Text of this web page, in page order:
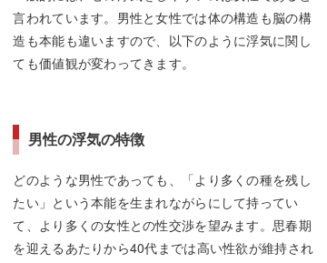
言われています。男性と女性では体の構造も脳の構
造も本能も違いますので、以下のように浮気に関し
ても価値観が変わってきます。
男性の浮気の特徴
どのような男性であっても、「より多くの種を残し
たい」という本能を生まれながらにして持ってい
て、より多くの女性との性交渉を望みます。思春期
を迎えるあたりから40代までは高い性欲が維持され